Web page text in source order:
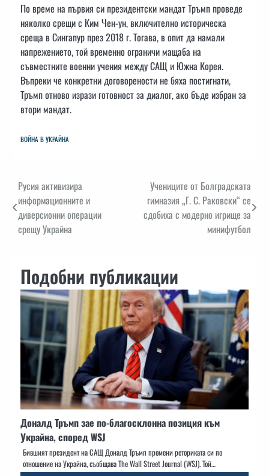
По време на първия си президентски мандат Тръмп проведе
няколко срещи с Ким Чен-ун, включително историческа
среща в Сингапур през 2018 г. Тогава, в опит да намали
напрежението, той временно ограничи мащаба на
съвместните военни учения между САЩ и Южна Корея.
Въпреки че конкретни договорености не бяха постигнати,
Тръмп отново изрази готовност за диалог, ако бъде избран за
втори мандат.
ВОЙНА В УКРАЙНА
Навигация
Русия активизира
информационните и
диверсионни операции
срещу Украйна
Учениците от Болградската
гимназия „Г. С. Раковски“ се
сдобиха с модерно игрище за
минифутбол
Подобни публикации
Доналд Тръмп зае по-благосклонна позиция към
Украйна, според WSJ
Бившият президент на САЩ Доналд Тръмп промени реториката си по
отношение на Украйна, съобщава The Wall Street Journal (WSJ). Той…